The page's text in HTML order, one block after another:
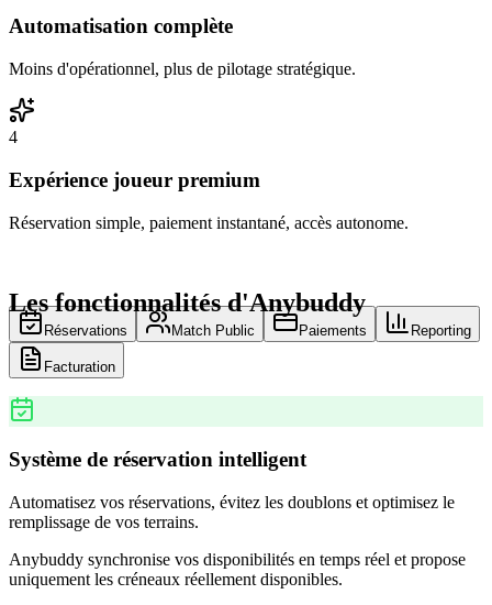
Automatisation complète
Moins d'opérationnel, plus de pilotage stratégique.
4
Expérience joueur premium
Réservation simple, paiement instantané, accès autonome.
Les fonctionnalités d'Anybuddy
Réservations Match Public Paiements Reporting
Facturation
Système de réservation intelligent
Automatisez vos réservations, évitez les doublons et optimisez le
remplissage de vos terrains.
Anybuddy synchronise vos disponibilités en temps réel et propose
uniquement les créneaux réellement disponibles.